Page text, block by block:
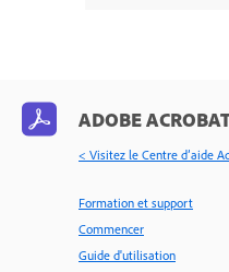
ADOBE
< Visitez le Centre d’aide
Formation et support
Commencer
Guide d'utilisation